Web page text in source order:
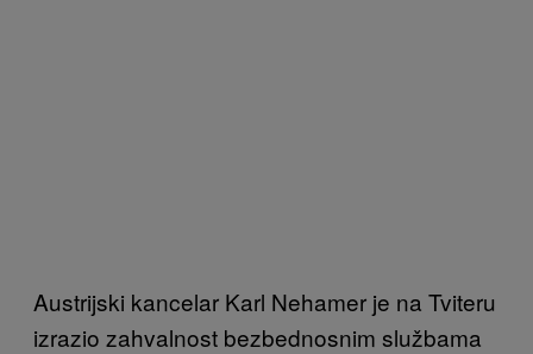
Austrijski kancelar Karl Nehamer je na Tviteru
izrazio zahvalnost bezbednosnim službama